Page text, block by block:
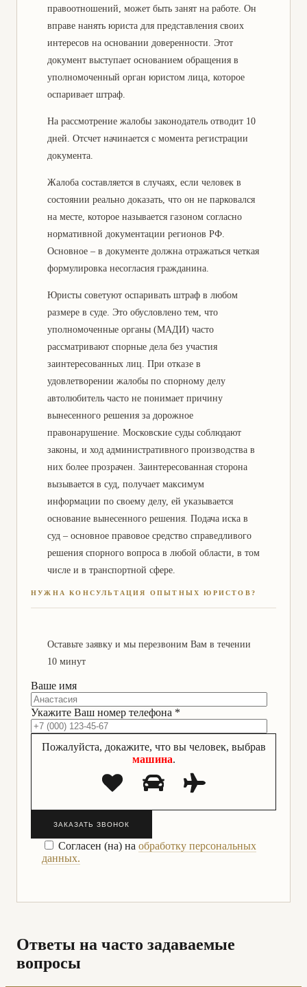
правоотношений, может быть занят на работе. Он
вправе нанять юриста для представления своих
интересов на основании доверенности. Этот
документ выступает основанием обращения в
уполномоченный орган юристом лица, которое
оспаривает штраф.
На рассмотрение жалобы законодатель отводит 10
дней. Отсчет начинается с момента регистрации
документа.
Жалоба составляется в случаях, если человек в
состоянии реально доказать, что он не парковался
на месте, которое называется газоном согласно
нормативной документации регионов РФ.
Основное – в документе должна отражаться четкая
формулировка несогласия гражданина.
Юристы советуют оспаривать штраф в любом
размере в суде. Это обусловлено тем, что
уполномоченные органы (МАДИ) часто
рассматривают спорные дела без участия
заинтересованных лиц. При отказе в
удовлетворении жалобы по спорному делу
автолюбитель часто не понимает причину
вынесенного решения за дорожное
правонарушение. Московские суды соблюдают
законы, и ход административного производства в
них более прозрачен. Заинтересованная сторона
вызывается в суд, получает максимум
информации по своему делу, ей указывается
основание вынесенного решения. Подача иска в
суд – основное правовое средство справедливого
решения спорного вопроса в любой области, в том
числе и в транспортной сфере.
НУЖНА КОНСУЛЬТАЦИЯ ОПЫТНЫХ ЮРИСТОВ?
Оставьте заявку и мы перезвоним Вам в течении
10 минут
Ваше имя
Укажите Ваш номер телефона *
Пожалуйста, докажите, что вы человек, выбрав
машина.
ЗАКАЗАТЬ ЗВОНОК
Согласен (на) на обработку персональных
данных.
Ответы на часто задаваемые
вопросы